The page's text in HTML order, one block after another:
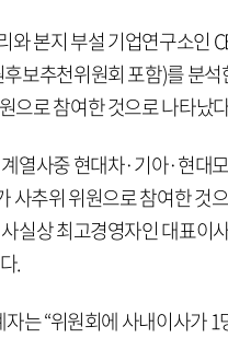
와 본지 부설 기업연구소인
보추천위원회 포함)를 분
으로 참여한 것으로 나타났
열사중 현대차·기아·현
사추위 위원으로 참여한 것
실상 최고경영자인 대표이
.
는 “위원회에 사내이사가